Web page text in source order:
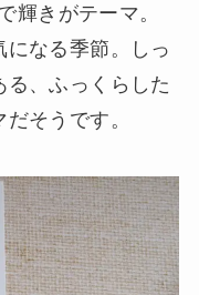
輝きがテーマ。
なる季節。しっ
、ふっくらした
そうです。